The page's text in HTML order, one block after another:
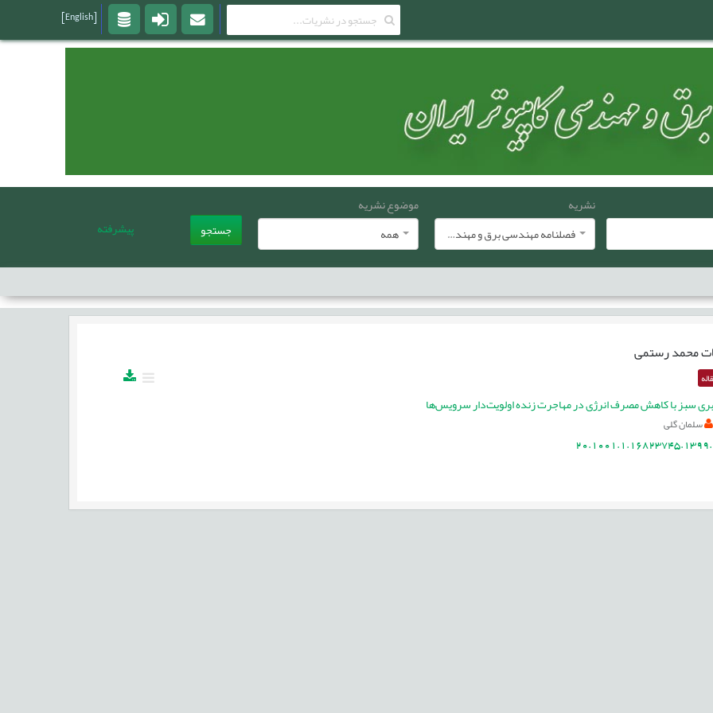
نشریه
فصلنامه مهندسی برق و مهندسی کامپيوتر ايران
موضوع نشریه
همه
جستجو پیشرفته
محمد رستمی
سبز با کاهش مصرف انرژی در مهاجرت زنده اولویت‌دار سرویس‌ها
سلمان گلی
[English]